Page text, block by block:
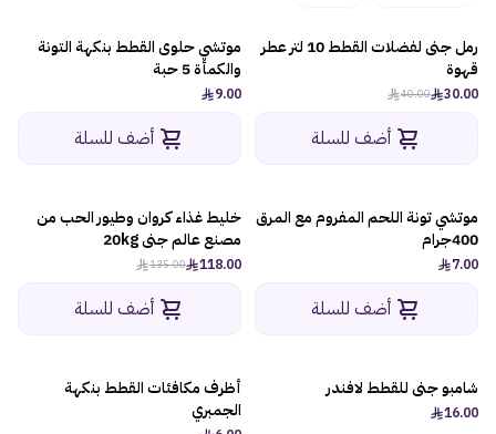
الجمال
السوبر ماركت
العطور
مستلزمات المركبات
الهدايا
-25%
رمل جنى لفضلات القطط 10 لتر عطر
قهوة
30.00
40.00
أضف للسلة
موتشي حلوى القطط بنكهة التونة
والكمأة 5 حبة
9.00
أضف للسلة
موتشي تونة اللحم المفروم مع المرق
400جرام
7.00
أضف للسلة
-13%
خليط غذاء كروان وطيور الحب من
مصنع عالم جنى 20kg
118.00
135.00
أضف للسلة
شامبو جنى للقطط لافندر
16.00
أظرف مكافئات القطط بنكهة
الجمبري